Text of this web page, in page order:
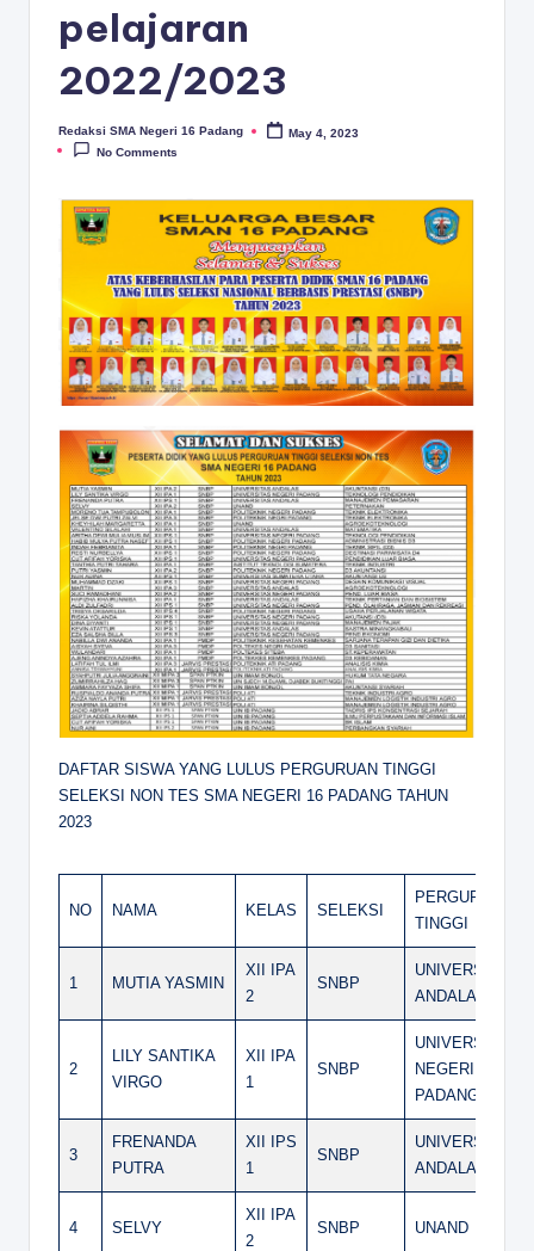
pelajaran
2022/2023
Posted
by
Redaksi SMA Negeri 16 Padang
May 4, 2023
No Comments
DAFTAR SISWA YANG LULUS PERGURUAN TINGGI
SELEKSI NON TES SMA NEGERI 16 PADANG TAHUN
2023
NO NAMA KELAS SELEKSI
PERGURUAN
TINGGI
1 MUTIA YASMIN
XII IPA
2
SNBP
UNIVERSITAS
ANDALAS
2
LILY SANTIKA
VIRGO
XII IPA
1
SNBP
UNIVERSITAS
NEGERI
PADANG
3
FRENANDA
PUTRA
XII IPS
1
SNBP
UNIVERSITAS
ANDALAS
4 SELVY
XII IPA
2
SNBP UNAND